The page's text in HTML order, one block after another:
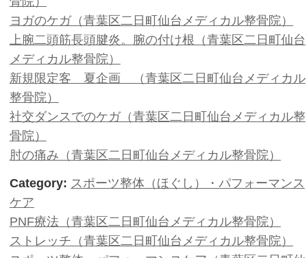
Category: ギックリ背中
ギックリ背中（青葉区二日町仙台メ
ヨガのケガ（青葉区二日町仙台メデ
咳をすると腰に響く症状（青葉区二
ル整骨院）
痛みを早期改善（青葉区二日町仙台
院）
Category: スポーツ別身体の症状
PNF療法（青葉区二日町仙台メディ